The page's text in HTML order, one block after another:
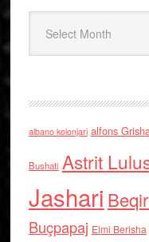
albano kolonjari alfons
Bushati Astrit
Jashari
Buçpapaj Elmi Berisha